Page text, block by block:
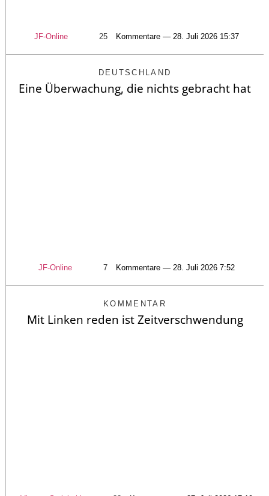
JF-Online 25 Kommentare — 28. Juli 2026 15:37
DEUTSCHLAND
Eine Überwachung, die nichts gebracht hat
JF-Online 7 Kommentare — 28. Juli 2026 7:52
KOMMENTAR
Mit Linken reden ist Zeitverschwendung